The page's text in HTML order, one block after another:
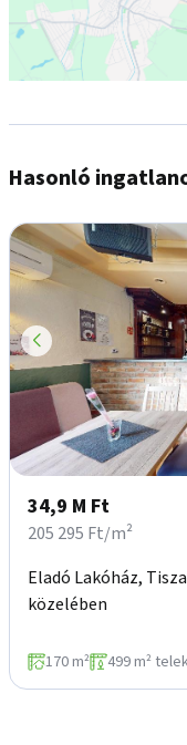
Hasonló
34,9 M Ft
205 295 Ft/m²
Eladó Lakóház,
közelében
170 m² 499 m²